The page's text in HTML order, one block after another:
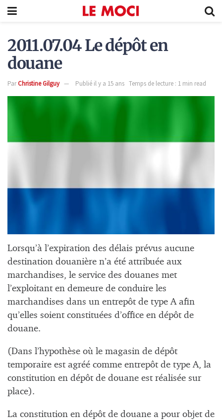
2011.07.04 Le dépôt en
douane
ParChristine Gilguy Publié il y a 15 ans Temps de lecture : 1 min read
Lorsqu’à l’expiration des délais prévus aucune
destination douanière n’a été attribuée aux
marchandises, le service des douanes met
l’exploitant en demeure de conduire les
marchandises dans un entrepôt de type A afin
qu’elles soient constituées d’office en dépôt de
douane.
(Dans l’hypothèse où le magasin de dépôt
temporaire est agréé comme entrepôt de type A, la
constitution en dépôt de douane est réalisée sur
place).
La constitution en dépôt de douane a pour objet de